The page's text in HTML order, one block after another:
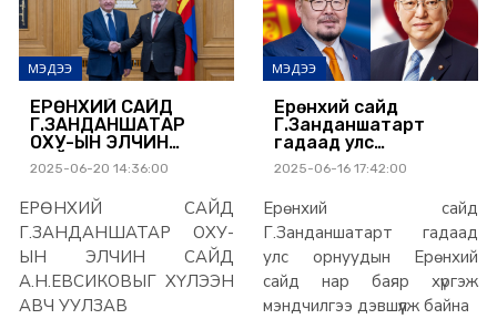
МЭДЭЭ
ЕРӨНХИЙ САЙД
Г.ЗАНДАНШАТАР
ОХУ-ЫН ЭЛЧИН
САЙДЫГ ХҮЛЭЭН
АВЧ УУЛЗЛАА
2025-06-20 14:36:00
ЕРӨНХИЙ САЙД
Г.ЗАНДАНШАТАР ОХУ-
ЫН ЭЛЧИН САЙД
А.Н.ЕВСИКОВЫГ ХҮЛЭЭН
АВЧ УУЛЗАВ
МЭДЭЭ
Ерөнхий сайд
Г.Занданшатарт
гадаад улс
орнуудын Ерөнхий
сайд нар баяр
хүргэж, мэндчилгээ
дэвшүүлж байна
2025-06-16 17:42:00
Ерөнхий сайд
Г.Занданшатарт гадаад
улс орнуудын Ерөнхий
сайд нар баяр хүргэж
мэндчилгээ дэвшүүлж байна